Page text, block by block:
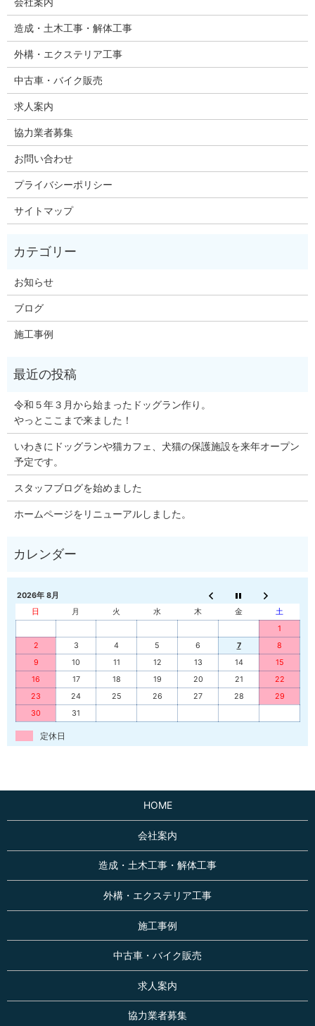
造成・土木工事・解体工事
外構・エクステリア工事
中古車・バイク販売
求人案内
協力業者募集
お問い合わせ
プライバシーポリシー
サイトマップ
お知らせ
ブログ
施工事例
令和５年３月から始まったドッグラン作り。
やっとここまで来ました！
いわきにドッグランや猫カフェ、犬猫の保護施設を来年オープン
予定です。
スタッフブログを始めました
ホームページをリニューアルしました。
2026年 8月
日
月 火 水 木 金
土
1
2
3 4 5 6 7
8
9
10 11 12 13 14
15
16
17 18 19 20 21
22
23
24 25 26 27 28
29
30
31
定休日
HOME
会社案内
造成・土木工事・解体工事
外構・エクステリア工事
施工事例
中古車・バイク販売
求人案内
協力業者募集